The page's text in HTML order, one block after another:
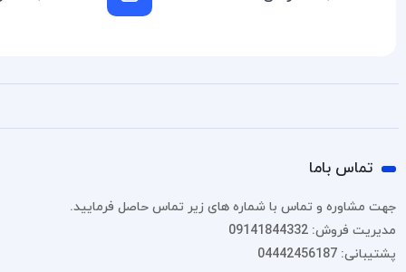
تماس باما
جهت مشاوره و تماس با شماره های زیر تماس حاصل فرمایید.
مدیریت فروش: 09141844332
پشتیبانی: 04442456187